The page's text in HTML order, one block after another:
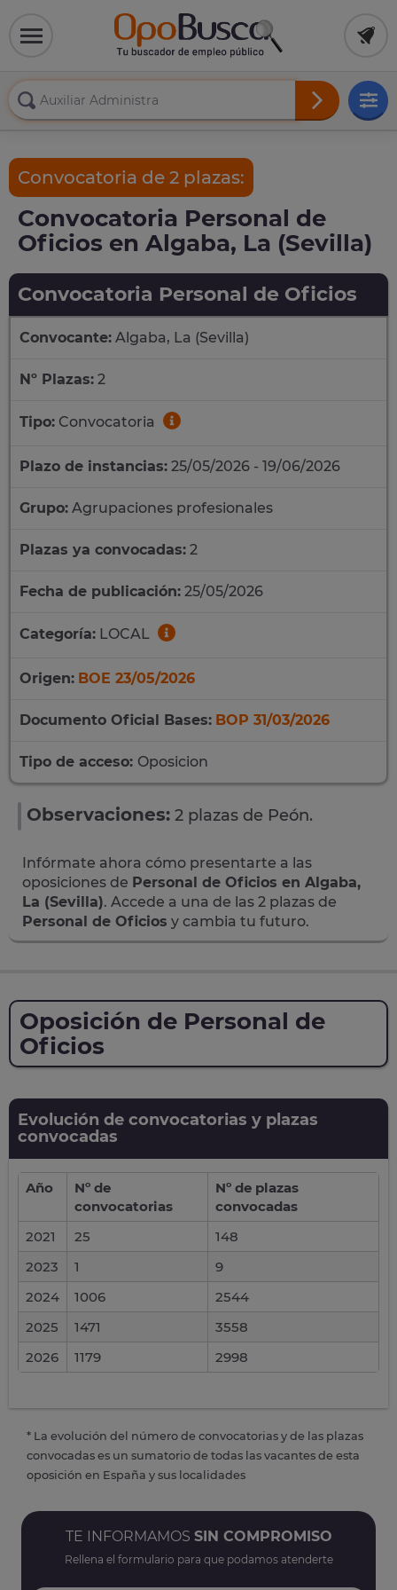
Convocatoria de 2 plazas:
Convocatoria Personal de
Oficios en Algaba, La (Sevilla)
Convocatoria Personal de Oficios
Convocante: Algaba, La (Sevilla)
Nº Plazas: 2
Tipo: Convocatoria
Plazo de instancias: 25/05/2026 - 19/06/2026
Grupo: Agrupaciones profesionales
Plazas ya convocadas: 2
Fecha de publicación: 25/05/2026
Categoría: LOCAL
Origen: BOE 23/05/2026
Documento Oficial Bases: BOP 31/03/2026
Tipo de acceso: Oposicion
Observaciones: 2 plazas de Peón.
Infórmate ahora cómo presentarte a las
oposiciones de Personal de Oficios en Algaba,
La (Sevilla). Accede a una de las 2 plazas de
Personal de Oficios y cambia tu futuro.
Oposición de Personal de
Oficios
Evolución de convocatorias y plazas
convocadas
Año
Nº de
convocatorias
Nº de plazas
convocadas
2021
25
148
2023
1
9
2024
1006
2544
2025
1471
3558
2026
1179 2998
* La evolución del número de convocatorias y de las plazas
convocadas es un sumatorio de todas las vacantes de esta
oposición en España y sus localidades
TE INFORMAMOS SIN COMPROMISO
Rellena el formulario para que podamos atenderte